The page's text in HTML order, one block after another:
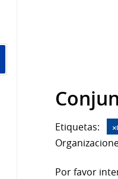
Etiquetas:
Por favor